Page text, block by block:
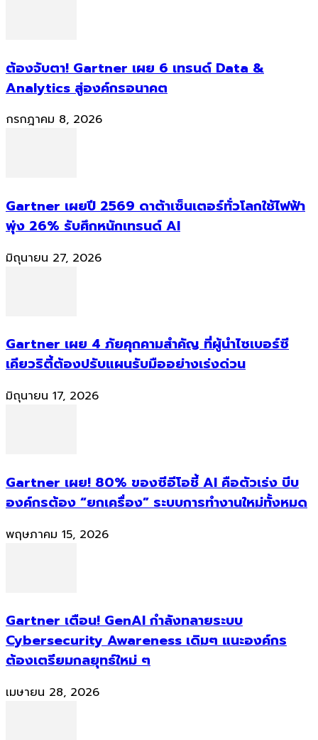
ต้องจับตา! Gartner เผย 6 เทรนด์ Data &
Analytics สู่องค์กรอนาคต
กรกฎาคม 8, 2026
Gartner เผยปี 2569 ดาต้าเซ็นเตอร์ทั่วโลกใช้ไฟฟ้า
พุ่ง 26% รับศึกหนักเทรนด์ AI
มิถุนายน 27, 2026
Gartner เผย 4 ภัยคุกคามสำคัญ ที่ผู้นำไซเบอร์ซี
เคียวริตี้ต้องปรับแผนรับมืออย่างเร่งด่วน
มิถุนายน 17, 2026
Gartner เผย! 80% ของซีอีโอชี้ AI คือตัวเร่ง บีบ
องค์กรต้อง “ยกเครื่อง” ระบบการทำงานใหม่ทั้งหมด
พฤษภาคม 15, 2026
Gartner เตือน! GenAI กำลังทลายระบบ
Cybersecurity Awareness เดิมๆ แนะองค์กร
ต้องเตรียมกลยุทธ์ใหม่ ๆ
เมษายน 28, 2026